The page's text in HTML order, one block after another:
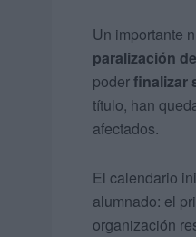
Un importante
paralización
poderfinalizar
título, han
afectados.
El calendario
alumnado: el
organización